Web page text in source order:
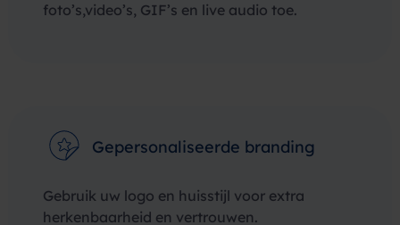
foto’s,video’s, GIF’s en live audio toe.
Gepersonaliseerde branding
Gebruik uw logo en huisstijl voor extra
herkenbaarheid en vertrouwen.